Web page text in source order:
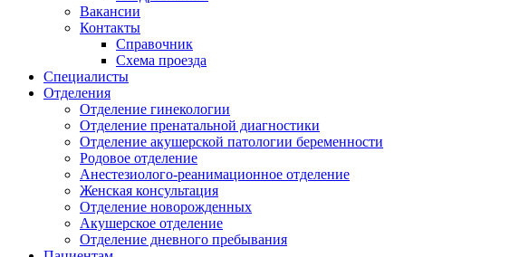
Вакансии
Контакты
Справочник
Схема проезда
Специалисты
Отделения
Отделение гинекологии
Отделение пренатальной диагностики
Отделение акушерской патологии беременности
Родовое отделение
Анестезиолого-реанимационное отделение
Женская консультация
Отделение новорожденных
Акушерское отделение
Отделение дневного пребывания